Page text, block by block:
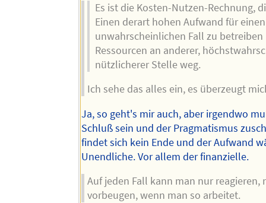
Es ist die Kosten-Nutzen-Rechnung,
Einen derart hohen Aufwand für
unwahrscheinlichen Fall zu
Ressourcen an anderer,
nützlicherer Stelle weg.
Ich sehe das alles ein, es überzeugt
Ja, so geht's mir auch, aber irgendwo
Schluß sein und der Pragmatismus
findet sich kein Ende und der Aufwand
Unendliche. Vor allem der finanzielle.
Auf jeden Fall kann man nur reagieren,
vorbeugen, wenn man so arbeitet.